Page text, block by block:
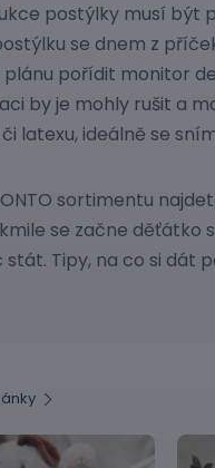
postýlky musí být
se dnem z
plánu pořídit monitor
by je mohly rušit a
latexu, ideálně se
sortimentu
se začne děťátko
stát. Tipy, na co si dát